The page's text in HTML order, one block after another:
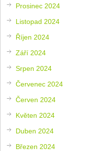
Prosinec 2024
Listopad 2024
Říjen 2024
Září 2024
Srpen 2024
Červenec 2024
Červen 2024
Květen 2024
Duben 2024
Březen 2024